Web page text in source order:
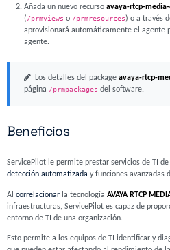
Añada un nuevo recursoavaya-rtcp-
(/prmviews o /prmresources) o a través
aprovisionará automáticamente el agente
agente.
Los detalles del package avaya-rtcp-
página /prmpackages del software.
Beneficios
ServicePilot le permite prestar servicios de TI
detección automatizada y funciones avanzadas
Al correlacionarla tecnología AVAYA RTCP
infraestructuras, ServicePilot es capaz de
entorno de TI de una organización.
Esto permite a los equipos de TI identificar y